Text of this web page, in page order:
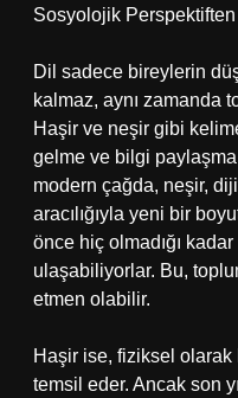
Sosyolojik
Dil sadece bireylerin
kalmaz, aynı zamanda
Haşir ve neşir gibi
gelme ve bilgi
modern çağda, neşir,
aracılığıyla yeni bir
önce hiç olmadığı
ulaşabiliyorlar. Bu,
etmen olabilir.
Haşir ise, fiziksel
temsil eder. Ancak son